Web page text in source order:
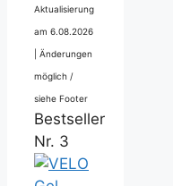
Aktualisierung
am 6.08.2026
Änderungen
möglich /
siehe Footer
Bestseller
Nr. 3